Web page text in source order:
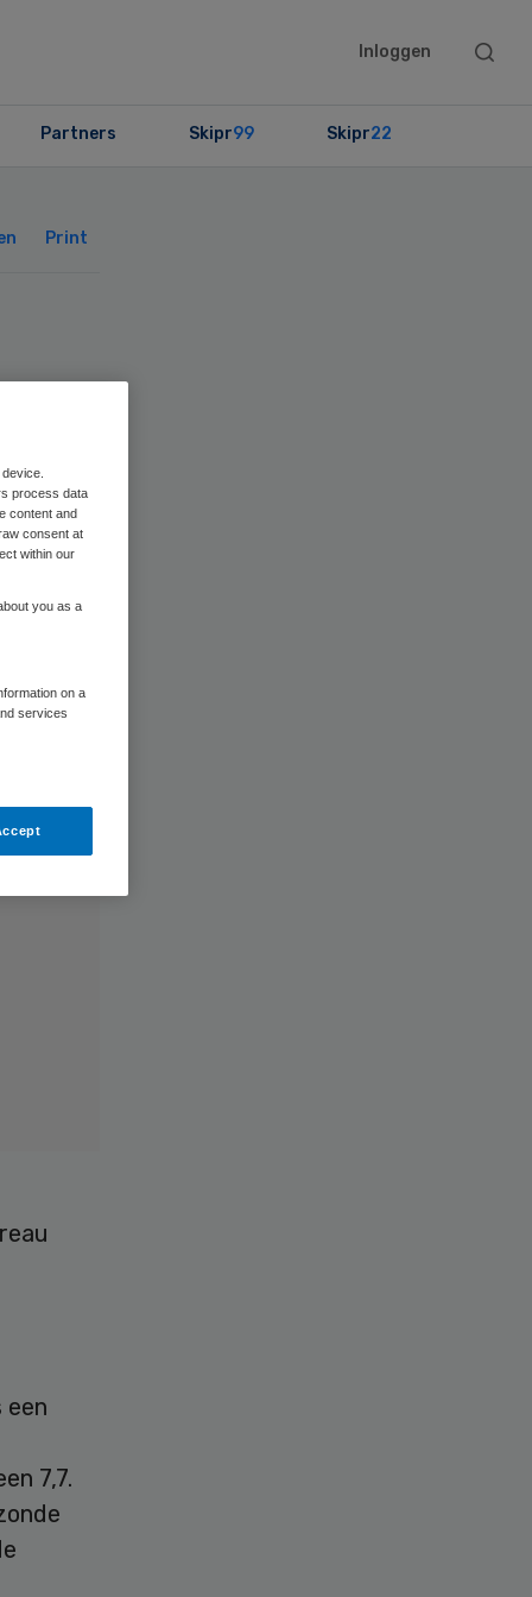
Inloggen
Search
Partners Skipr99 Skipr22
Print
een
7,7.
process data
content and
consent at
within our
you as a
on a
services